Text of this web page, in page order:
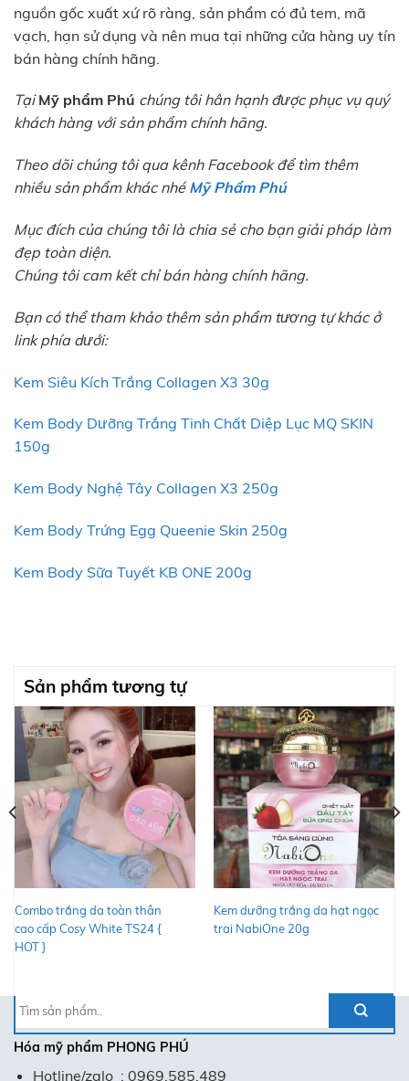
nguồn gốc xuất xứ rõ ràng, sản phẩm có đủ tem, mã
vạch, hạn sử dụng và nên mua tại những cửa hàng uy tín
bán hàng chính hãng.
TạiMỹ phẩm Phú chúng tôi hân hạnh được phục vụ quý
khách hàng với sản phẩm chính hãng.
Theo dõi chúng tôi qua kênh Facebook để tìm thêm
nhiều sản phẩm khác nhé Mỹ Phẩm Phú
Mục đích của chúng tôi là chia sẻ cho bạn giải pháp làm
đẹp toàn diện.
Chúng tôi cam kết chỉ bán hàng chính hãng.
Bạn có thể tham khảo thêm sản phẩm tương tự khác ở
link phía dưới:
Kem Siêu Kích Trắng Collagen X3 30g
Kem Body Dưỡng Trắng Tinh Chất Diệp Lục MQ SKIN
150g
Kem Body Nghệ Tây Collagen X3 250g
Kem Body Trứng Egg Queenie Skin 250g
Kem Body Sữa Tuyết KB ONE 200g
Sản phẩm tương tự
Combo trắng da toàn thân
cao cấp Cosy White TS24 {
HOT }
Kem dưỡng trắng da hạt ngọc
trai NabiOne 20g
Tìm
kiếm:
Hóa mỹ phẩm PHONG PHÚ
Hotline/zalo : 0969.585.489